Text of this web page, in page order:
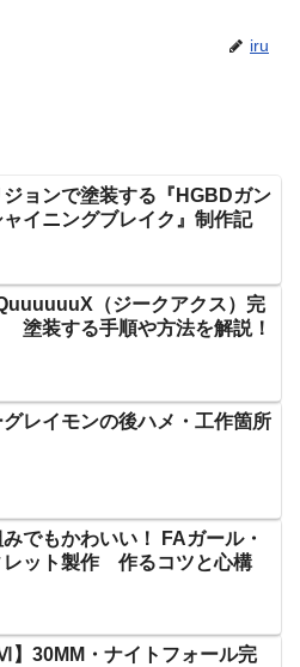
iru
ジョンで塗装する『HGBDガン
ャイニングブレイク』制作記
（ジークアクス）完
塗装する手順や方法を解説！
グレイモンの後ハメ・工作箇所
でもかわいい！ FAガール・
レット製作 作るコツと心構
】30MM・ナイトフォール完